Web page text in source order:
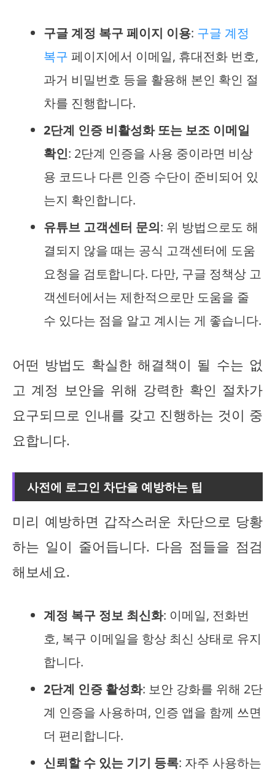
구글 계정 복구 페이지 이용: 구글 계정
복구 페이지에서 이메일, 휴대전화 번호,
과거 비밀번호 등을 활용해 본인 확인 절
차를 진행합니다.
2단계 인증 비활성화 또는 보조 이메일
확인: 2단계 인증을 사용 중이라면 비상
용 코드나 다른 인증 수단이 준비되어 있
는지 확인합니다.
유튜브 고객센터 문의: 위 방법으로도 해
결되지 않을 때는 공식 고객센터에 도움
요청을 검토합니다. 다만, 구글 정책상 고
객센터에서는 제한적으로만 도움을 줄
수 있다는 점을 알고 계시는 게 좋습니다.
어떤 방법도 확실한 해결책이 될 수는 없
고 계정 보안을 위해 강력한 확인 절차가
요구되므로 인내를 갖고 진행하는 것이 중
요합니다.
사전에 로그인 차단을 예방하는 팁
미리 예방하면 갑작스러운 차단으로 당황
하는 일이 줄어듭니다. 다음 점들을 점검
해보세요.
계정 복구 정보 최신화: 이메일, 전화번
호, 복구 이메일을 항상 최신 상태로 유지
합니다.
2단계 인증 활성화: 보안 강화를 위해 2단
계 인증을 사용하며, 인증 앱을 함께 쓰면
더 편리합니다.
신뢰할 수 있는 기기 등록: 자주 사용하는